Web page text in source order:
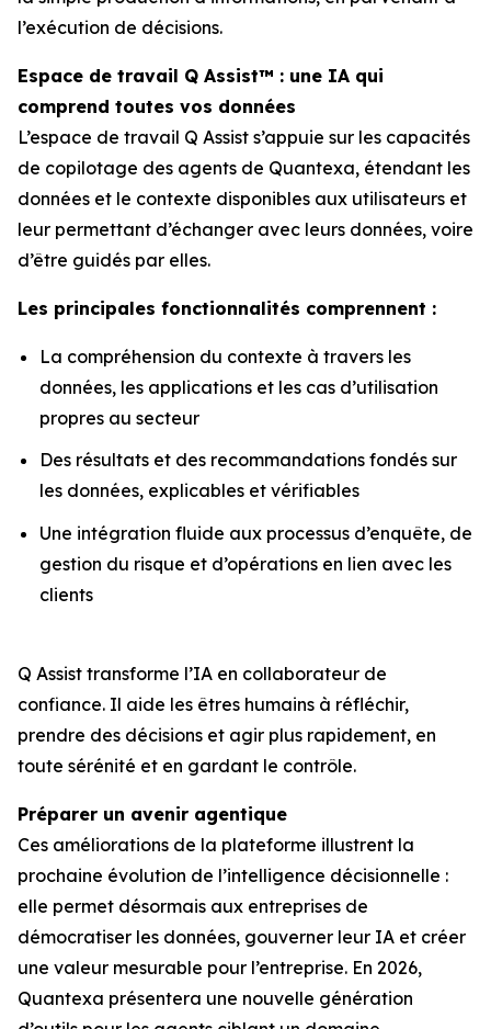
l’exécution de décisions.
Espace de travail Q Assist™ : une IA qui
comprend toutes vos données
L’espace de travail Q Assist s’appuie sur les capacités
de copilotage des agents de Quantexa, étendant les
données et le contexte disponibles aux utilisateurs et
leur permettant d’échanger avec leurs données, voire
d’être guidés par elles.
Les principales fonctionnalités comprennent :
La compréhension du contexte à travers les
données, les applications et les cas d’utilisation
propres au secteur
Des résultats et des recommandations fondés sur
les données, explicables et vérifiables
Une intégration fluide aux processus d’enquête, de
gestion du risque et d’opérations en lien avec les
clients
Q Assist transforme l’IA en collaborateur de
confiance. Il aide les êtres humains à réfléchir,
prendre des décisions et agir plus rapidement, en
toute sérénité et en gardant le contrôle.
Préparer un avenir agentique
Ces améliorations de la plateforme illustrent la
prochaine évolution de l’intelligence décisionnelle :
elle permet désormais aux entreprises de
démocratiser les données, gouverner leur IA et créer
une valeur mesurable pour l’entreprise. En 2026,
Quantexa présentera une nouvelle génération